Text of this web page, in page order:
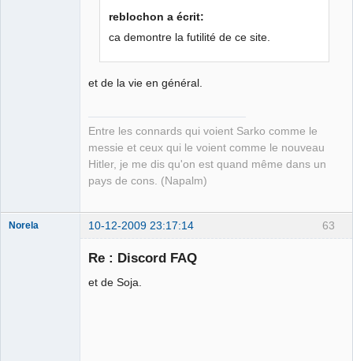
reblochon a écrit:
ca demontre la futilité de ce site.
et de la vie en général.
Entre les connards qui voient Sarko comme le
messie et ceux qui le voient comme le nouveau
Hitler, je me dis qu'on est quand même dans un
pays de cons. (Napalm)
63
Norela 10-12-2009 23:17:14
Re : Discord FAQ
et de Soja.